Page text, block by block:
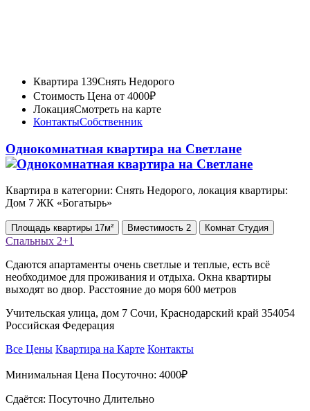
Квартира 139Снять Недорого
Стоимость Цена от 4000₽
ЛокацияСмотреть на карте
КонтактыСобственник
Однокомнатная квартира на Светлане
Квартира в категории: Снять Недорого, локация квартиры:
Дом 7 ЖК «Богатырь»
Площадь квартиры 17м² Вместимость 2 Комнат Студия
Спальных 2+1
Сдаются апартаменты очень светлые и теплые, есть всё
необходимое для проживания и отдыха. Окна квартиры
выходят во двор. Расстояние до моря 600 метров
Учительская улица, дом 7 Сочи, Краснодарский край 354054
Российская Федерация
Все Цены Квартира на Карте Контакты
Минимальная Цена Посуточно: 4000₽
Сдаётся: Посуточно Длительно